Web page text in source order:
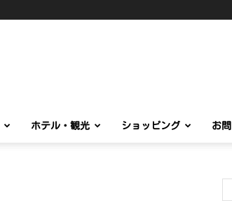
ホテル・観光 ショッピング お